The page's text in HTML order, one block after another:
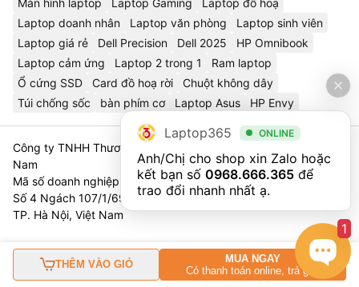
Màn hình laptop
Laptop Gaming
Laptop đồ hoạ
Laptop doanh nhân
Laptop văn phòng
Laptop sinh viên
Laptop giá rẻ
Dell Precision Dell 2025
HP Omnibook
Laptop cảm ứng
Laptop 2 trong 1
Ram laptop
Ổ cứng SSD
Card đồ hoạ rời
Chuột không dây
Túi chống sốc
bàn phím cơ Laptop Asus HP Envy
Công ty TNHH Thương Mại Và Dịch Vụ Công Nghệ 365 Việt
Nam
Mã số doanh nghiệp 0111023179 - Sở Tài Chính TP. Hà Nội cấp
Số 4 Ngách 107/1/69 Nguyễn Chí Thanh, Tổ 3, Phường Láng,
TP. Hà Nội, Việt Nam
THÊM VÀO GIỎ
MUA NGAY
Có thanh toán online, trả góp
Laptop365 ONLINE
Anh/Chị cho shop xin Zalo hoặc
kết bạn số 0968.666.365 để
trao đổi nhanh nhất ạ.
1